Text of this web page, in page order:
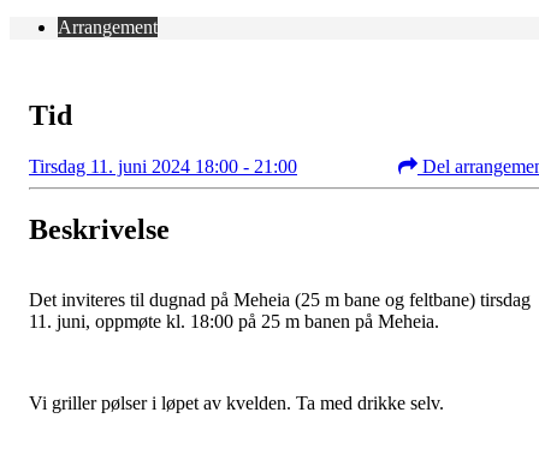
Arrangement
Tid
Tirsdag 11. juni 2024 18:00 - 21:00 Del
Beskrivelse
Det inviteres til dugnad på Meheia (25 m bane og feltbane) tirsdag
11. juni, oppmøte kl. 18:00 på 25 m banen på Meheia.
Vi griller pølser i løpet av kvelden. Ta med drikke selv.